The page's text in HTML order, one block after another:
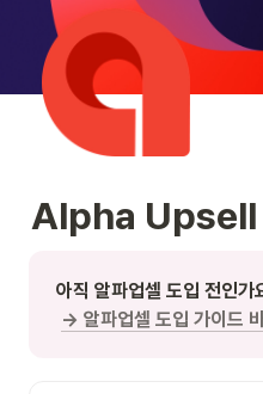
Alpha Upsell
아직 알파업셀 도입 전인가
→ 알파업셀 도입 가이드 바